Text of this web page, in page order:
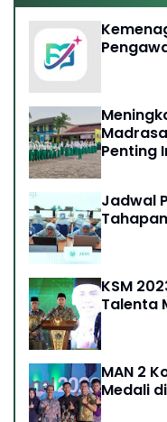
Penting
Jadwal
KSM
Talenta
MAN 2
Medali